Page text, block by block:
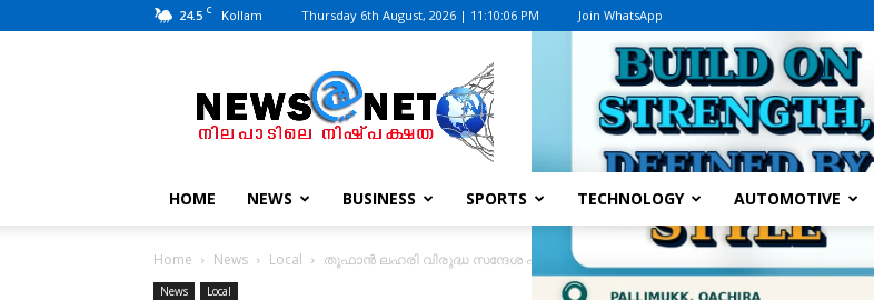
24.5 C Kollam Thursday 6th August, 2026 | 11:10:06 PM Join WhatsApp
News@Net
|
www.newsatnet.com
HOME NEWS BUSINESS SPORTS TECHNOLOGY AUTOMOTIVE
Home News Local തൂഫാൻ ലഹരി വിരുദ്ധ സന്ദേശ പരിപാടി, സി ആർ മഹേഷ് ചെണ്ട കൊട്ടി ഉദ്ഘാടനം...
News Local